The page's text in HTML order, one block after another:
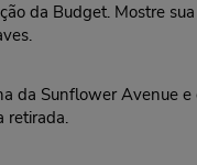
da Budget. Mostre
da Sunflower Avenue
retirada.